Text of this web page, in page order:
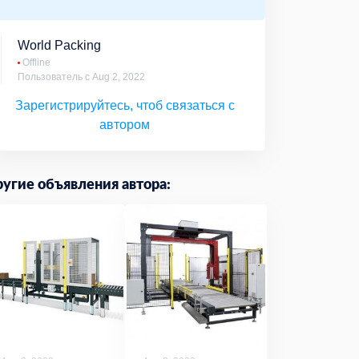
World Packing
Offline
Пользователь с Aug 2, 2022
Зарегистрируйтесь, чтоб связаться с
автором
объявления автора: